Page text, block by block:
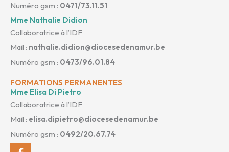
Numéro gsm : 0471/73.11.51
Mme Nathalie Didion
Collaboratrice à l’IDF
Mail : nathalie.didion@diocesedenamur.be
Numéro gsm : 0473/96.01.84
FORMATIONS PERMANENTES
Mme Elisa Di Pietro
Collaboratrice à l’IDF
Mail : elisa.dipietro@diocesedenamur.be
Numéro gsm : 0492/20.67.74
Facebook-